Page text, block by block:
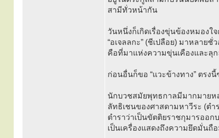
สามีทั่วหน้ากัน
วันหนึ่งก็เกิดเรื่องขุ่นข้องหมอง
“อเจลลกะ” (ชีเปลือย) มาหลาย
คือที่มาแห่งความขุ่นเคืองและลุ
ก่อนอื่นก็ขอ “แวะข้างทาง” ตรง
นักบวชสมัยพุทธกาลมีมากมาย
ลัทธิเชนของศาสดามหาวีระ (ต
ตำราว่าเป็นขัตติยราชกุมารออก
เป็นเครื่องแสดงถึงความยึดมั่นถื